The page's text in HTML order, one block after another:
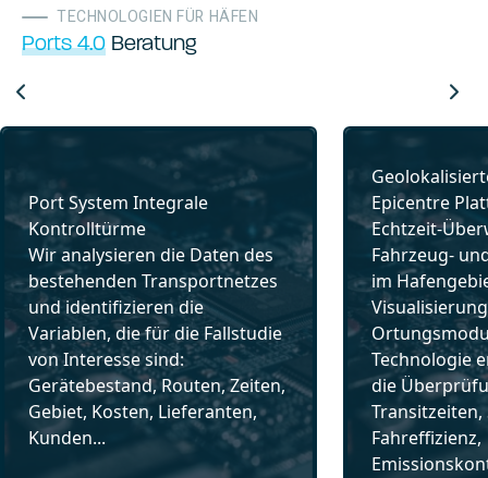
TECHNOLOGIEN FÜR HÄFEN
Ports 4.0 Beratung
Port System Integrale
Kontrolltürme
Wir analysieren die Daten des
bestehenden Transportnetzes
und identifizieren die
Variablen, die für die Fallstudie
von Interesse sind:
Gerätebestand, Routen, Zeiten,
Gebiet, Kosten, Lieferanten,
Kunden...
Epicentre
Echtzeit-
Fahrzeug-
im
Technologie
die
Fahreffizienz,